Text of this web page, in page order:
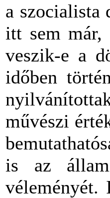
a szocialista
itt sem már,
veszik-e a
időben
művészi
is az
véleményét.